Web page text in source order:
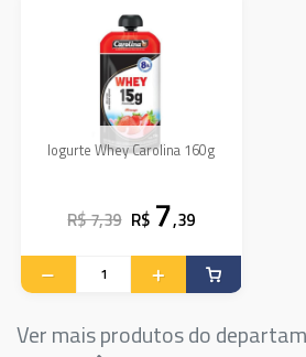
Iogurte Whey Carolina 160g
R$ 7,39 R$ 7,39
Ver mais produtos do